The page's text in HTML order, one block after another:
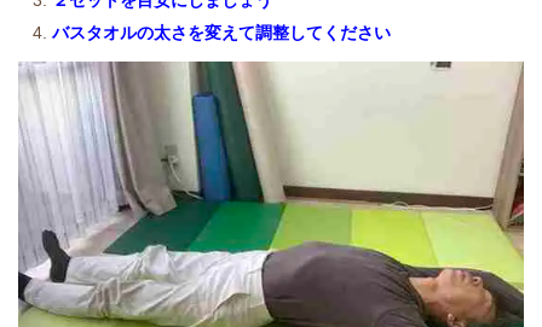
バスタオルの太さを変えて調整してください